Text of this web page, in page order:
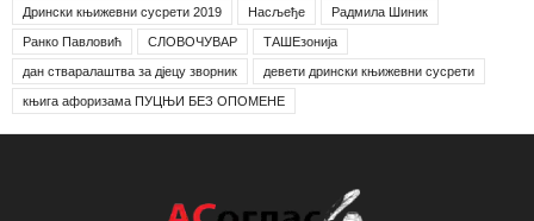
Дрински књижевни сусрети 2019 Насљеђе Радмила Шиник
Ранко Павловић СЛОВОЧУВАР ТАШЕзонија
дан стваралаштва за дјецу зворник девети дрински књижевни сусрети
књига афоризама ПУЦЊИ БЕЗ ОПОМЕНЕ